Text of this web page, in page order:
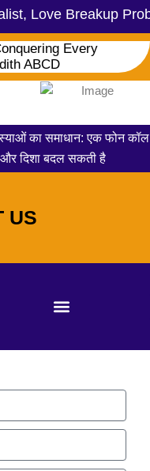
Love Breakup
Every
ABCD
का समाधान: एक फोन कॉल
दिशा बदल सकती है
US